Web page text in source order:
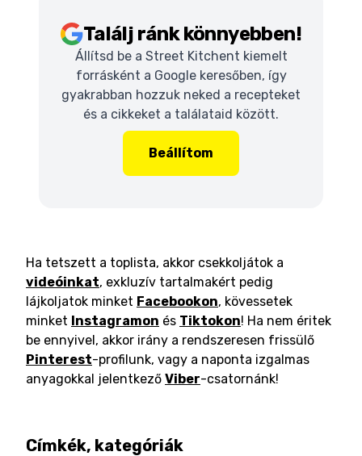
Találj ránk könnyebben!
Állítsd be a Street Kitchent kiemelt
forrásként a Google keresőben, így
gyakrabban hozzuk neked a recepteket
és a cikkeket a találataid között.
Beállítom
Ha tetszett a toplista, akkor csekkoljátok a
videóinkat, exkluzív tartalmakért pedig
lájkoljatok minket Facebookon, kövessetek
minket Instagramon és Tiktokon! Ha nem éritek
be ennyivel, akkor irány a rendszeresen frissülő
Pinterest-profilunk, vagy a naponta izgalmas
anyagokkal jelentkező Viber-csatornánk!
Címkék, kategóriák